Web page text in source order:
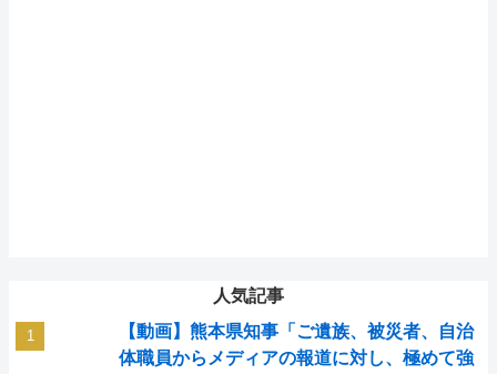
人気記事
【動画】熊本県知事「ご遺族、被災者、自治
体職員からメディアの報道に対し、極めて強